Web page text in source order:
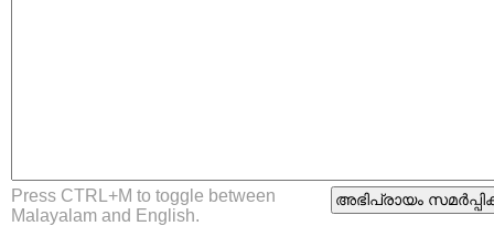
Press CTRL+M to toggle between
Malayalam and English.